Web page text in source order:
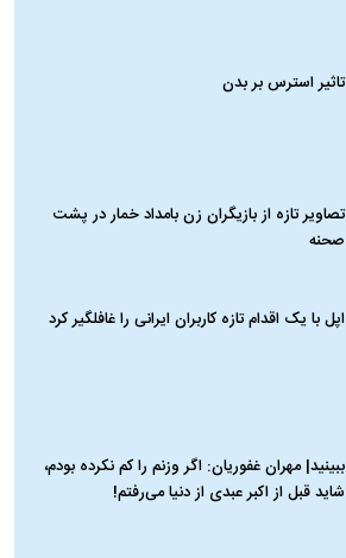
تاثیر استرس بر بدن
تصاویر تازه از بازیگران زن بامداد خمار در پشت
صحنه
اپل با یک اقدام تازه کاربران ایرانی را غافلگیر کرد
ببینید| مهران غفوریان: اگر وزنم را کم نکرده بودم،
شاید قبل از اکبر عبدی از دنیا می‌رفتم!